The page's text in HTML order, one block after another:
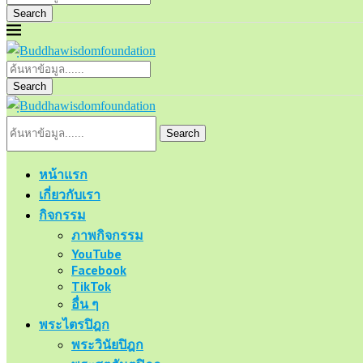
Search
Search
Search
หน้าแรก
เกี่ยวกับเรา
กิจกรรม
ภาพกิจกรรม
YouTube
Facebook
TikTok
อื่น ๆ
พระไตรปิฎก
พระวินัยปิฎก